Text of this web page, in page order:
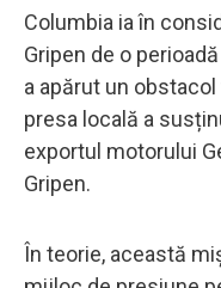
Columbia ia în
Gripen de o
a apărut un
presa locală a
exportul motorului
Gripen.
În teorie, această